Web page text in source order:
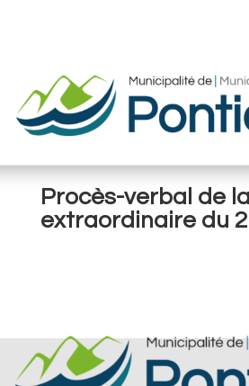
Procès-verbal de
extraordinaire du 2